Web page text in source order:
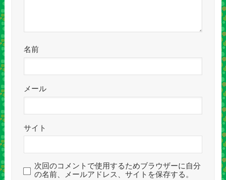
名前
メール
サイト
次回のコメントで使用するためブラウザーに自分
の名前、メールアドレス、サイトを保存する。